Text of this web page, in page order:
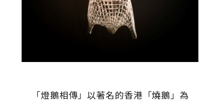
「燈鵝相傳」以著名的香港「燒鵝」為